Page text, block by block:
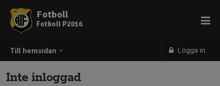
Till hemsidan Logga in
Fotboll
Fotboll P2016
Inte inloggad